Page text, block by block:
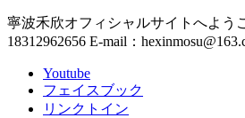
寧波禾欣オフィシャルサイトへよう
18312962656 E-mail：
Youtube
フェイスブック
リンクトイン